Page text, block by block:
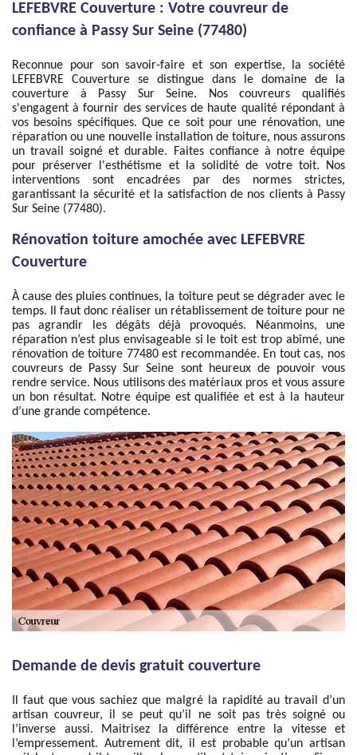
LEFEBVRE Couverture : Votre couvreur de
confiance à Passy Sur Seine (77480)
Reconnue pour son savoir-faire et son expertise, la société
LEFEBVRE Couverture se distingue dans le domaine de la
couverture à Passy Sur Seine. Nos couvreurs qualifiés
s'engagent à fournir des services de haute qualité répondant à
vos besoins spécifiques. Que ce soit pour une rénovation, une
réparation ou une nouvelle installation de toiture, nous assurons
un travail soigné et durable. Faites confiance à notre équipe
pour préserver l'esthétisme et la solidité de votre toit. Nos
interventions sont encadrées par des normes strictes,
garantissant la sécurité et la satisfaction de nos clients à Passy
Sur Seine (77480).
Rénovation toiture amochée avec LEFEBVRE
Couverture
À cause des pluies continues, la toiture peut se dégrader avec le
temps. Il faut donc réaliser un rétablissement de toiture pour ne
pas agrandir les dégâts déjà provoqués. Néanmoins, une
réparation n’est plus envisageable si le toit est trop abîmé, une
rénovation de toiture 77480 est recommandée. En tout cas, nos
couvreurs de Passy Sur Seine sont heureux de pouvoir vous
rendre service. Nous utilisons des matériaux pros et vous assure
un bon résultat. Notre équipe est qualifiée et est à la hauteur
d’une grande compétence.
Demande de devis gratuit couverture
Il faut que vous sachiez que malgré la rapidité au travail d’un
artisan couvreur, il se peut qu’il ne soit pas très soigné ou
l’inverse aussi. Maitrisez la différence entre la vitesse et
l’empressement. Autrement dit, il est probable qu’un artisan